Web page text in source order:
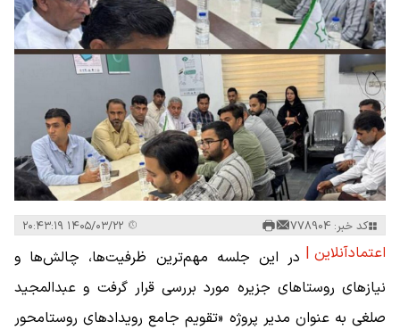
کد خبر: 778904
اعتمادآنلاین | در این جلسه مهم‌ترین ظرفیت‌ها، چالش‌ها و
نیازهای روستاهای جزیره مورد بررسی قرار گرفت و عبدالمجید
صلغی به عنوان مدیر پروژه «تقویم جامع رویدادهای روستامحور